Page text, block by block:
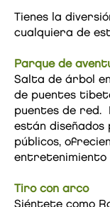
Tienes la
cualquiera de
Parque de
Salta de árbol
de puentes
puentes de red.
están diseñados
públicos,
entretenimiento
Tiro con arco
Siéntete como